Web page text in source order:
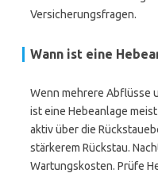
Versicherungsfragen.
Wann ist eine
Wenn mehrere Abflüsse
ist eine Hebeanlage
aktiv über die
stärkerem Rückstau.
Wartungskosten. Prüfe